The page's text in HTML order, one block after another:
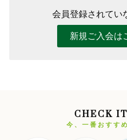
会員登録されてい
新規ご入会は
CHECK
今、一番おすす